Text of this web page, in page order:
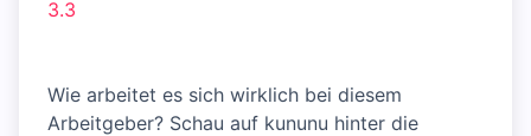
3.3
Wie arbeitet es sich wirklich bei diesem
Arbeitgeber? Schau auf kununu hinter die